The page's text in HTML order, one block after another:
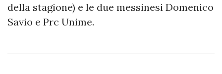
della stagione) e le due messinesi Domenico
Savio e Prc Unime.